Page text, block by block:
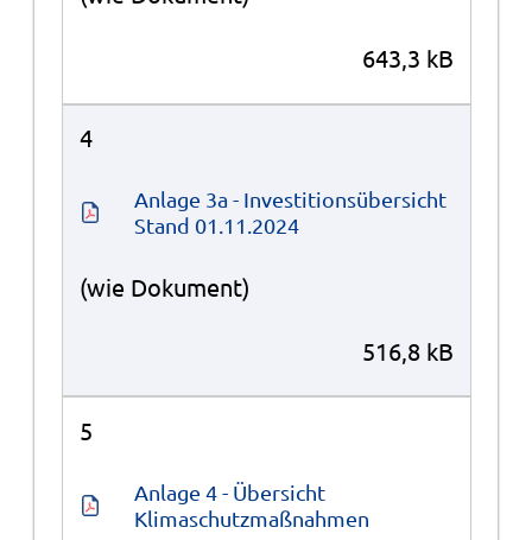
643,3 kB
4
Anlage 3a - Investitionsübersicht
Stand 01.11.2024
(wie Dokument)
516,8 kB
5
Anlage 4 - Übersicht
Klimaschutzmaßnahmen